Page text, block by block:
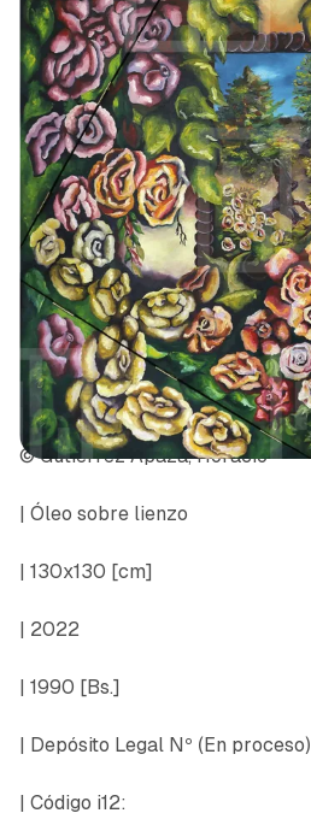
© Gutierrez Apaza, Horacio
| Óleo sobre lienzo
| 130x130 [cm]
| 2022
| 1990 [Bs.]
| Depósito Legal Nº (En proceso)
| Código i12: